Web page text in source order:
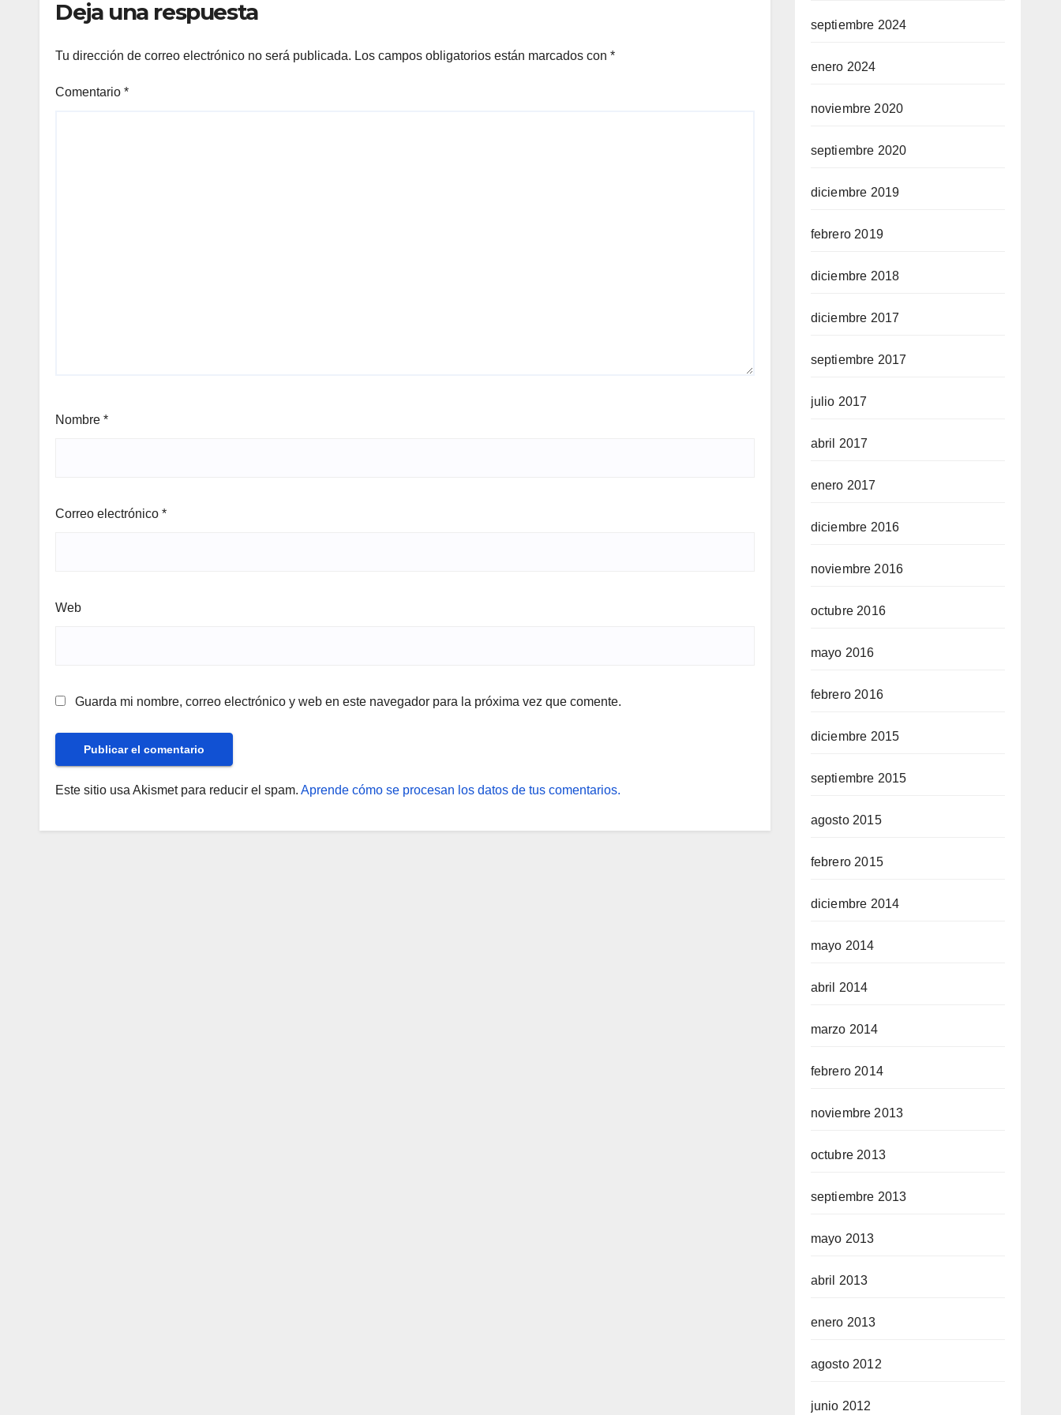
Deja una respuesta
Tu dirección de correo electrónico no será publicada. Los campos obligatorios están marcados con *
Comentario *
Nombre *
Correo electrónico *
Web
Guarda mi nombre, correo electrónico y web en este navegador para la próxima vez que comente.
Este sitio usa Akismet para reducir el spam. Aprende cómo se procesan los datos de tus comentarios.
septiembre 2024
enero 2024
noviembre 2020
septiembre 2020
diciembre 2019
febrero 2019
diciembre 2018
diciembre 2017
septiembre 2017
julio 2017
abril 2017
enero 2017
diciembre 2016
noviembre 2016
octubre 2016
mayo 2016
febrero 2016
diciembre 2015
septiembre 2015
agosto 2015
febrero 2015
diciembre 2014
mayo 2014
abril 2014
marzo 2014
febrero 2014
noviembre 2013
octubre 2013
septiembre 2013
mayo 2013
abril 2013
enero 2013
agosto 2012
junio 2012